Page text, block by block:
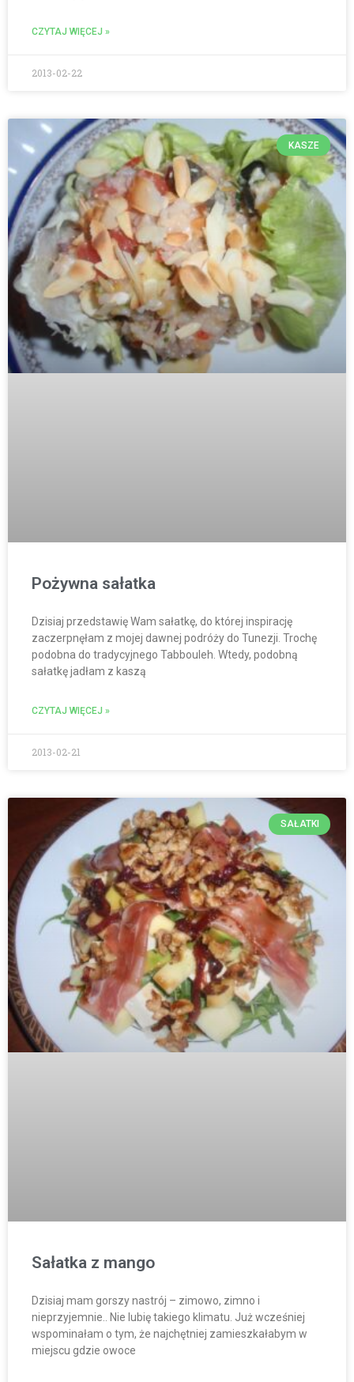
CZYTAJ WIĘCEJ »
2013-02-22
KASZE
Pożywna sałatka
Dzisiaj przedstawię Wam sałatkę, do której inspirację
zaczerpnęłam z mojej dawnej podróży do Tunezji. Trochę
podobna do tradycyjnego Tabbouleh. Wtedy, podobną
sałatkę jadłam z kaszą
CZYTAJ WIĘCEJ »
2013-02-21
SAŁATKI
Sałatka z mango
Dzisiaj mam gorszy nastrój – zimowo, zimno i
nieprzyjemnie.. Nie lubię takiego klimatu. Już wcześniej
wspominałam o tym, że najchętniej zamieszkałabym w
miejscu gdzie owoce